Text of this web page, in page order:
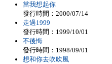
當我想起你
發行時間：2000/07/14
走過1999
發行時間：1999/10/01
不後悔
發行時間：1998/09/01
想和你去吹吹風